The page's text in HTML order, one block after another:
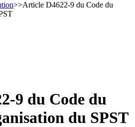
>>Article D4622-9 du Code du
9 du Code du
du SPST